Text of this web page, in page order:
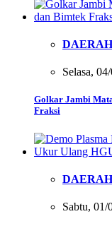
DAERAH
Selasa,
Golkar Jambi
Fraksi
DAERAH
Sabtu, 01/